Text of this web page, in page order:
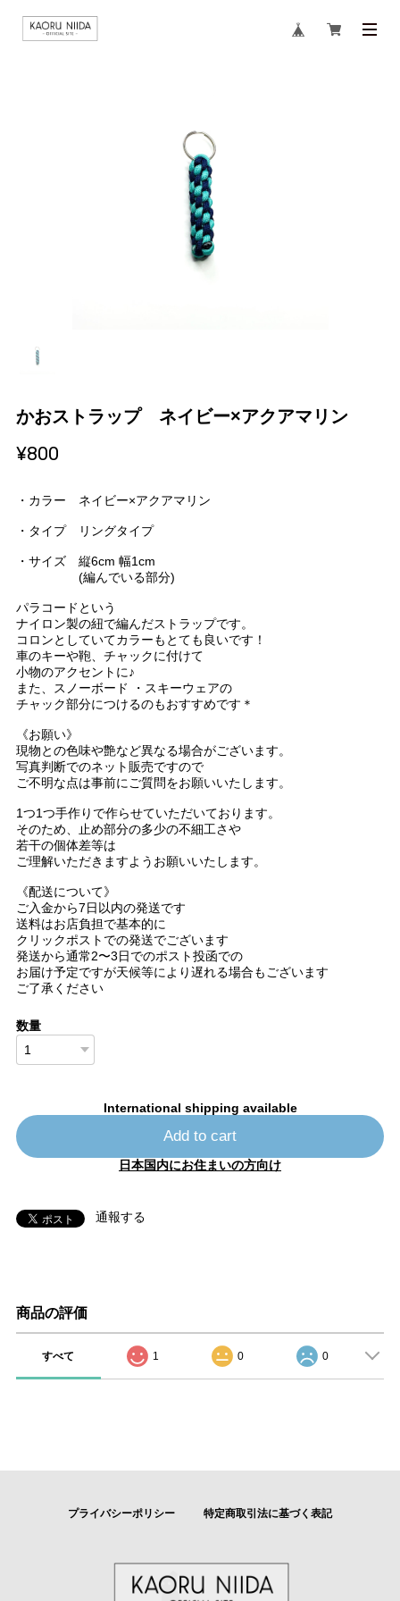
かおストラップ ネイビー×アクアマリン
¥800
・カラー ネイビー×アクアマリン
・タイプ リングタイプ
・サイズ 縦6cm 幅1cm
(編んでいる部分)
パラコードという
ナイロン製の紐で編んだストラップです。
コロンとしていてカラーもとても良いです！
車のキーや鞄、チャックに付けて
小物のアクセントに♪
また、スノーボード ・スキーウェアの
チャック部分につけるのもおすすめです＊
《お願い》
現物との色味や艶など異なる場合がございます。
写真判断でのネット販売ですので
ご不明な点は事前にご質問をお願いいたします。
1つ1つ手作りで作らせていただいております。
そのため、止め部分の多少の不細工さや
若干の個体差等は
ご理解いただきますようお願いいたします。
《配送について》
ご入金から7日以内の発送です
送料はお店負担で基本的に
クリックポストでの発送でございます
発送から通常2〜3日でのポスト投函での
お届け予定ですが天候等により遅れる場合もございます
ご了承ください
数量
International shipping available
Add to cart
日本国内にお住まいの方向け
通報する
商品の評価
すべて 1 0 0
プライバシーポリシー 特定商取引法に基づく表記